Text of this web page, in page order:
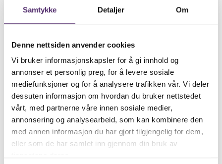
Samtykke Detaljer Om
Denne nettsiden anvender cookies
Vi bruker informasjonskapsler for å gi innhold og
annonser et personlig preg, for å levere sosiale
mediefunksjoner og for å analysere trafikken vår. Vi deler
dessuten informasjon om hvordan du bruker nettstedet
vårt, med partnerne våre innen sosiale medier,
annonsering og analysearbeid, som kan kombinere den
med annen informasjon du har gjort tilgjengelig for dem,
eller som de har samlet inn gjennom din bruk av
råskap og sitt mot til å vise sårba­rhet.
Dette viser virk­elig at Vibeke var mer
enn en OL-helt, mer enn en idretts­
kjendis og mye mye mer enn en "vanlig"
motivator.
Hun var en ekte humør­spreder og et
umis­telig forbilde og inspi­ra­sjons­kilde
for veldig mange mennesker i utal­lige
ulike roller.
Vi takker for alt vi fikk oppleve med